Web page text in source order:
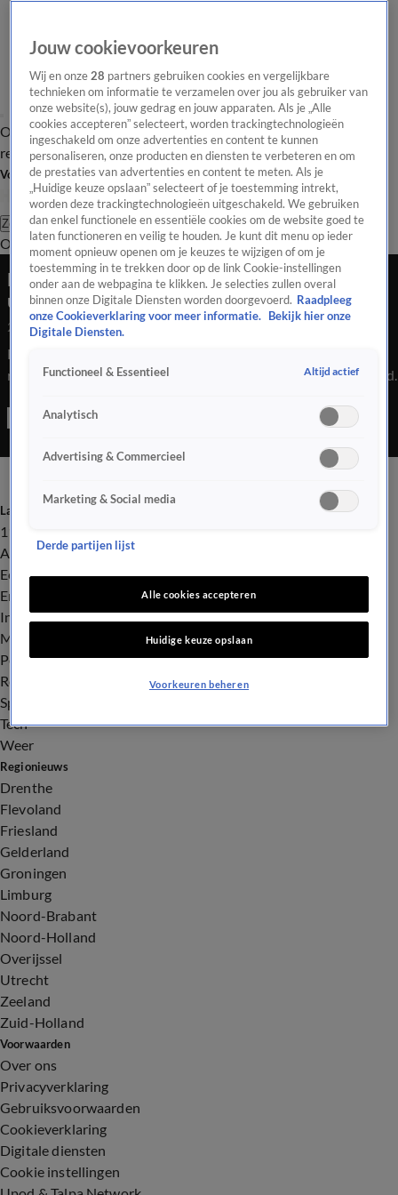
Overzicht Laatste nieuws Regionieuws Het beste van Hart
Tip de
redactie
Volg Hart van Nederland
Zoeken
OverzichtRegioUitzendingenWeerTip de redactiePanelVideo's
Bezoeker recreatieplas overleden, politie gaat
uit van ongeval
25 mei 2026, 07:58
Hulpdiensten hebben zondagmiddag een bezoeker van
recreatieplas Het Hulsbeek bij Oldenzaal uit het water gehaald.
Laatste nieuws
112
Advies & Tips
Economie
Entertainment
Infrastructuur
Milieu en Gezondheid
Politiek
Royalty
Sport
Tech
Weer
Regionieuws
Drenthe
Flevoland
Friesland
Gelderland
Groningen
Limburg
Noord-Brabant
Noord-Holland
Overijssel
Utrecht
Zeeland
Zuid-Holland
Voorwaarden
Over ons
Privacyverklaring
Gebruiksvoorwaarden
Cookieverklaring
Digitale diensten
Cookie instellingen
Jouw cookievoorkeuren
Wij en onze28 partners gebruiken cookies en vergelijkbare
technieken om informatie te verzamelen over jou als gebruiker van
onze website(s), jouw gedrag en jouw apparaten. Als je „Alle
cookies accepteren” selecteert, worden trackingtechnologieën
ingeschakeld om onze advertenties en content te kunnen
personaliseren, onze producten en diensten te verbeteren en om
de prestaties van advertenties en content te meten. Als je
„Huidige keuze opslaan” selecteert of je toestemming intrekt,
worden deze trackingtechnologieën uitgeschakeld. We gebruiken
dan enkel functionele en essentiële cookies om de website goed te
laten functioneren en veilig te houden. Je kunt dit menu op ieder
moment opnieuw openen om je keuzes te wijzigen of om je
toestemming in te trekken door op de link Cookie-instellingen
onder aan de webpagina te klikken. Je selecties zullen overal
binnen onze Digitale Diensten worden doorgevoerd. Raadpleeg
onze Cookieverklaring voor meer informatie.
Bekijk hier onze
Digitale Diensten.
Functioneel & Essentieel Altijd actief
Analytisch
Advertising & Commercieel
Marketing & Social media
Derde partijen lijst
Alle cookies accepteren
Huidige keuze opslaan
Voorkeuren beheren